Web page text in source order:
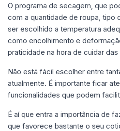
O programa de secagem, que
com a quantidade de roupa, tipo
ser escolhido a temperatura
como encolhimento e
praticidade na hora de cuidar das
Não está fácil escolher entre
atualmente. É importante ficar
funcionalidades que podem
É aí que entra a importância de
que favorece bastante o seu